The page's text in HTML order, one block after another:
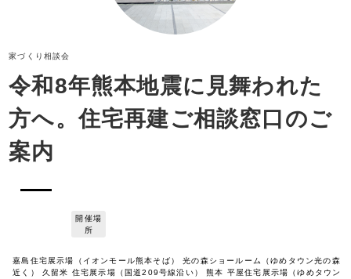
家づくり相談会
令和8年熊本地震に見舞われた
方へ。住宅再建ご相談窓口のご
案内
開催場
所
嘉島住宅展示場（イオンモール熊本そば） 光の森ショールーム（ゆめタウン光の森
近く） 久留米 住宅展示場（国道209号線沿い） 熊本 平屋住宅展示場（ゆめタウン